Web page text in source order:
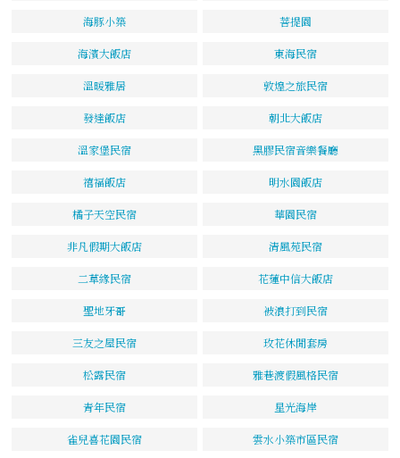
海豚小築 菩提園
海濱大飯店 東海民宿
溫暖雅居 敦煌之旅民宿
發達飯店 朝北大飯店
溫家堡民宿 黑膠民宿音樂餐廳
禧福飯店 明水園飯店
橘子天空民宿 華園民宿
非凡假期大飯店 清風苑民宿
二草緣民宿 花蓮中信大飯店
聖地牙哥 被浪打到民宿
三友之屋民宿 玫花休閒套房
松露民宿 雅巷渡假風格民宿
青年民宿 星光海岸
雀兒喜花園民宿 雲水小築市區民宿